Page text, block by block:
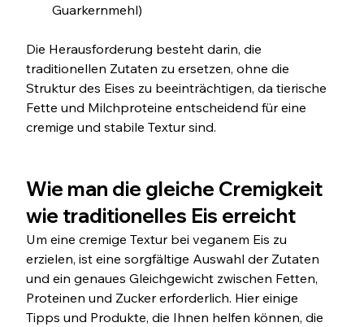
Guarkernmehl)
Die Herausforderung besteht darin, die
traditionellen Zutaten zu ersetzen, ohne die
Struktur des Eises zu beeinträchtigen, da tierische
Fette und Milchproteine entscheidend für eine
cremige und stabile Textur sind.
Wie man die gleiche Cremigkeit
wie traditionelles Eis erreicht
Um eine cremige Textur bei veganem Eis zu
erzielen, ist eine sorgfältige Auswahl der Zutaten
und ein genaues Gleichgewicht zwischen Fetten,
Proteinen und Zucker erforderlich. Hier einige
Tipps und Produkte, die Ihnen helfen können, die